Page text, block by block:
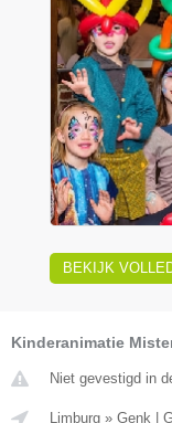
BEKIJK
Kinderanimatie
Niet gevestigd in
Limburg » Genk